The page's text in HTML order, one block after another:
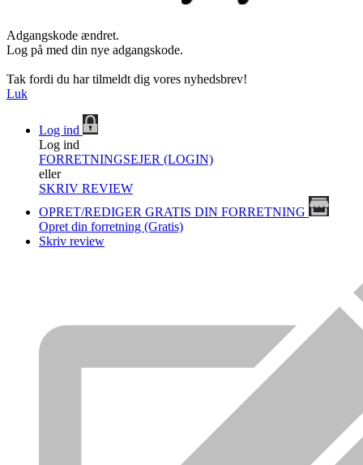
Adgangskode ændret.
Log på med din nye adgangskode.
Tak fordi du har tilmeldt dig vores nyhedsbrev!
Luk
Log ind
Log ind
FORRETNINGSEJER (LOGIN)
eller
SKRIV REVIEW
OPRET/REDIGER GRATIS DIN FORRETNING
Opret din forretning (Gratis)
Skriv review